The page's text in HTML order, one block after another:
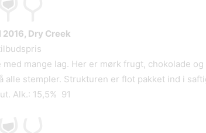
Dry Creek
mange lag. Her er mørk frugt, chokolade
alle stempler. Strukturen er flot pakket ind i
Alk.: 15,5% 91